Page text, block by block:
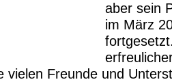
aber sein
im März
vielen Freunde und